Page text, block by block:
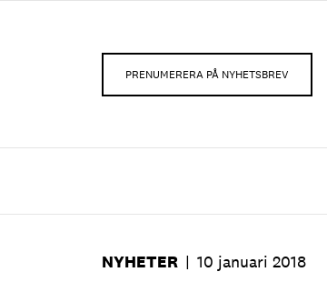
PRENUMERERA PÅ NYHETSBREV
NYHETER | 10 januari 2018